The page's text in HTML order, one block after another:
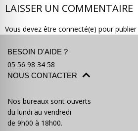
LAISSER UN COMMENTAIRE
Vous devez être connecté(e) pour
BESOIN D'AIDE ?
05 56 98 34 58
NOUS CONTACTER
Nos bureaux sont ouverts
du lundi au vendredi
de 9h00 à 18h00.